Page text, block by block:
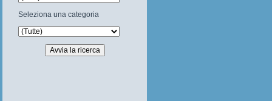
Seleziona una categoria